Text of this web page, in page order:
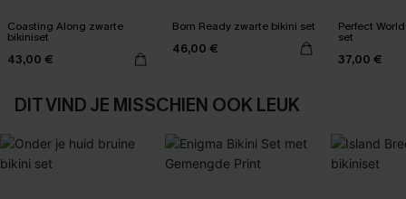
Coasting Along zwarte
bikiniset
43,00 €
Born Ready zwarte bikini set
46,00 €
Perfect
set
37,00 €
DIT VIND JE MISSCHIEN OOK LEUK